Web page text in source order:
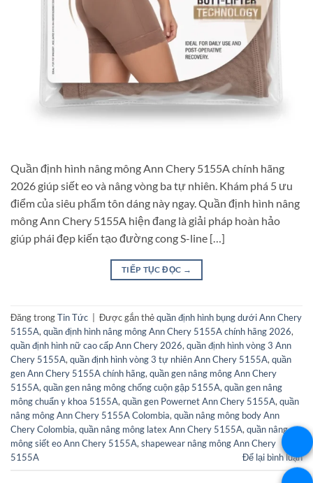
Quần định hình nâng mông Ann Chery 5155A chính hãng
2026 giúp siết eo và nâng vòng ba tự nhiên. Khám phá 5 ưu
điểm của siêu phẩm tôn dáng này ngay. Quần định hình nâng
mông Ann Chery 5155A hiện đang là giải pháp hoàn hảo
giúp phái đẹp kiến tạo đường cong S-line […]
TIẾP TỤC ĐỌC →
Đăng trongTin Tức Được gắn thẻquần định hình bụng dưới Ann Chery
5155A,quần định hình nâng mông Ann Chery 5155A chính hãng 2026,
quần định hình nữ cao cấp Ann Chery 2026,quần định hình vòng 3 Ann
Chery 5155A,quần định hình vòng 3 tự nhiên Ann Chery 5155A,quần
gen Ann Chery 5155A chính hãng,quần gen nâng mông Ann Chery
5155A,quần gen nâng mông chống cuộn gập 5155A,quần gen nâng
mông chuẩn y khoa 5155A,quần gen Powernet Ann Chery 5155A,quần
nâng mông Ann Chery 5155A Colombia,quần nâng mông body Ann
Chery Colombia,quần nâng mông latex Ann Chery 5155A,quần nâng
mông siết eo Ann Chery 5155A,shapewear nâng mông Ann Chery
5155A
Để lại bình luận